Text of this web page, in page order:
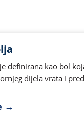
definirana kao bol
dijela vrata i
→